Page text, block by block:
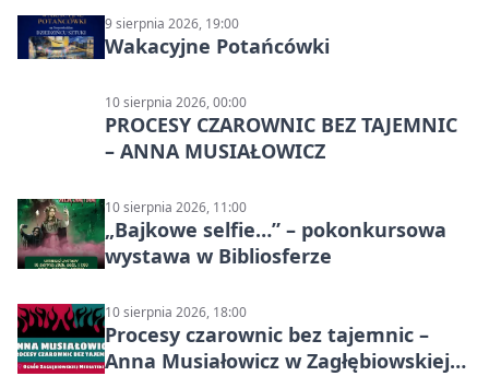
9 sierpnia 2026, 19:00
Wakacyjne Potańcówki
10 sierpnia 2026, 00:00
PROCESY CZAROWNIC BEZ TAJEMNIC
– ANNA MUSIAŁOWICZ
10 sierpnia 2026, 11:00
„Bajkowe selfie…” – pokonkursowa
wystawa w Bibliosferze
10 sierpnia 2026, 18:00
Procesy czarownic bez tajemnic –
Anna Musiałowicz w Zagłębiowskiej